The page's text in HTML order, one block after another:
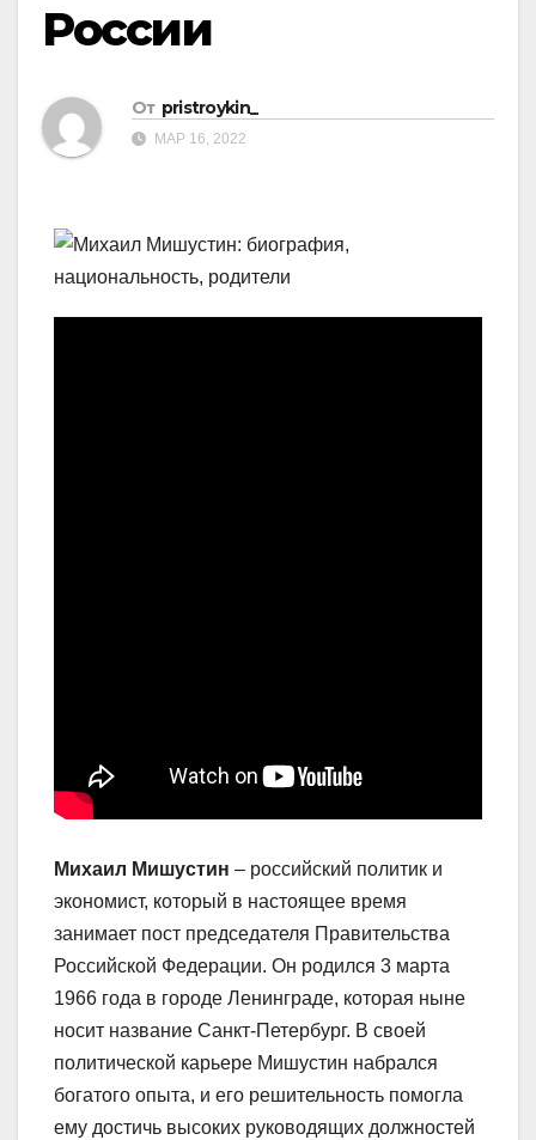
России
От pristroykin_
МАР 16, 2022
Михаил Мишустин – российский политик и
экономист, который в настоящее время
занимает пост председателя Правительства
Российской Федерации. Он родился 3 марта
1966 года в городе Ленинграде, которая ныне
носит название Санкт-Петербург. В своей
политической карьере Мишустин набрался
богатого опыта, и его решительность помогла
ему достичь высоких руководящих должностей